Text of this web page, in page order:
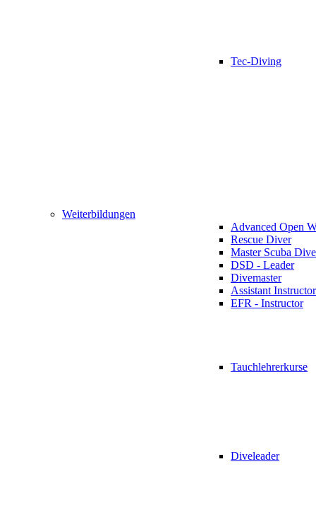
Tec-Diving
Weiterbildungen
Advanced Open
Rescue Diver
Master Scuba
DSD - Leader
Divemaster
Assistant Instructor
EFR - Instructor
Tauchlehrerkurse
Diveleader